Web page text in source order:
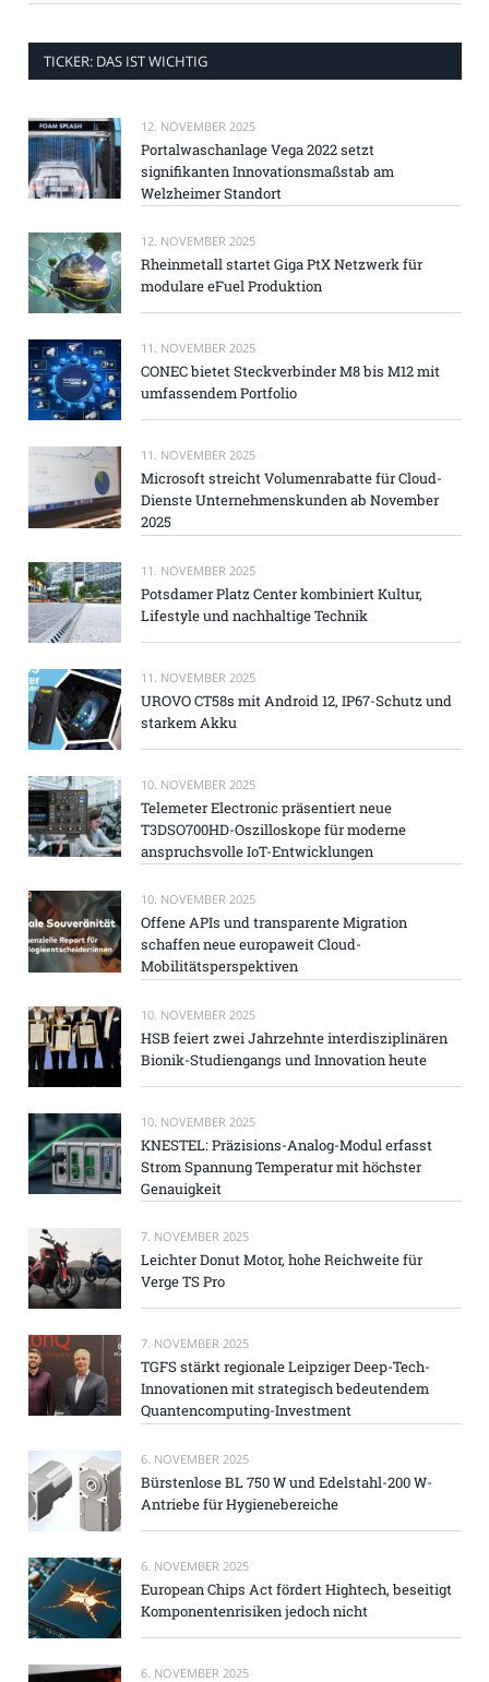
TICKER: DAS IST WICHTIG
12. NOVEMBER 2025
Portalwaschanlage Vega 2022 setzt
signifikanten Innovationsmaßstab am
Welzheimer Standort
12. NOVEMBER 2025
Rheinmetall startet Giga PtX Netzwerk für
modulare eFuel Produktion
11. NOVEMBER 2025
CONEC bietet Steckverbinder M8 bis M12 mit
umfassendem Portfolio
11. NOVEMBER 2025
Microsoft streicht Volumenrabatte für Cloud-
Dienste Unternehmenskunden ab November
2025
11. NOVEMBER 2025
Potsdamer Platz Center kombiniert Kultur,
Lifestyle und nachhaltige Technik
11. NOVEMBER 2025
UROVO CT58s mit Android 12, IP67-Schutz und
starkem Akku
10. NOVEMBER 2025
Telemeter Electronic präsentiert neue
T3DSO700HD-Oszilloskope für moderne
anspruchsvolle IoT-Entwicklungen
10. NOVEMBER 2025
Offene APIs und transparente Migration
schaffen neue europaweit Cloud-
Mobilitätsperspektiven
10. NOVEMBER 2025
HSB feiert zwei Jahrzehnte interdisziplinären
Bionik-Studiengangs und Innovation heute
10. NOVEMBER 2025
KNESTEL: Präzisions-Analog-Modul erfasst
Strom Spannung Temperatur mit höchster
Genauigkeit
7. NOVEMBER 2025
Leichter Donut Motor, hohe Reichweite für
Verge TS Pro
7. NOVEMBER 2025
TGFS stärkt regionale Leipziger Deep-Tech-
Innovationen mit strategisch bedeutendem
Quantencomputing-Investment
6. NOVEMBER 2025
Bürstenlose BL 750 W und Edelstahl-200 W-
Antriebe für Hygienebereiche
6. NOVEMBER 2025
European Chips Act fördert Hightech, beseitigt
Komponentenrisiken jedoch nicht
6. NOVEMBER 2025